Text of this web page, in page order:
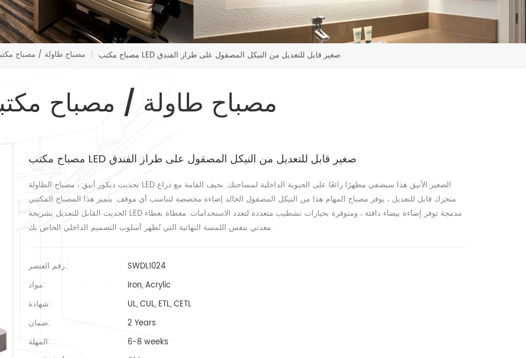
مصباح طاولة / مصباح | مصباح مكتب LED صغير قابل للتعديل من النيكل المصقول على طراز الفندق
مصباح طاولة / مصباح
مصباح مكتب LED صغير قابل للتعديل من النيكل المصقول على طراز الفندق
تحديث ديكور أنيق ، مصباح الطاولة LED الصغير الأنيق هذا سيضفي مظهرًا رائعًا على الحيوية الداخلية لمساحتك. نحيف القامة مع ذراع
متحرك قابل للتعديل ، يوفر مصباح المهام هذا من النيكل المصقول الخالد إضاءة مخصصة لتناسب أي موقف. يتميز هذا المصباح المكتبي
الحديث القابل للتعديل بشريحة LED مدمجة توفر إضاءة بيضاء دافئة ، ومتوفرة بخيارات تشطيب متعددة لتعدد الاستخدامات. مغطاة بغطاء
معدني بنفس اللمسة النهائية التي تُظهر أسلوب التصميم الداخلي الخاص بك.
رقم العنصر.:
SWDL1024
مواد:
Iron, Acrylic
شهادة:
UL, CUL, ETL, CETL
ضمان:
2 Years
المهلة:
6-8 weeks